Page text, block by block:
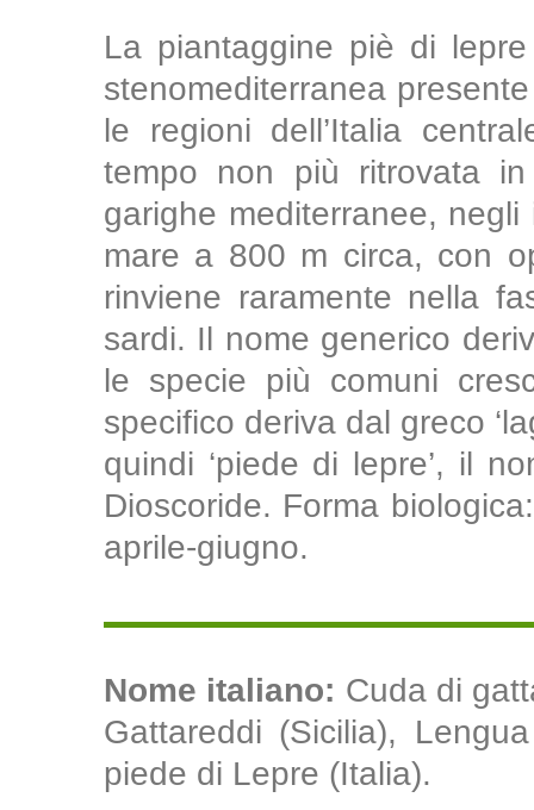
La piantaggine piè di
stenomediterranea
le regioni dell’Italia
tempo non più ritrovata
garighe mediterranee,
mare a 800 m circa, con
rinviene raramente nella
sardi. Il nome generico
le specie più comuni
specifico deriva dal greco
quindi ‘piede di lepre’, il
Dioscoride. Forma
aprile-giugno.
Nome italiano: Cuda di
Gattareddi (Sicilia),
piede di Lepre (Italia).